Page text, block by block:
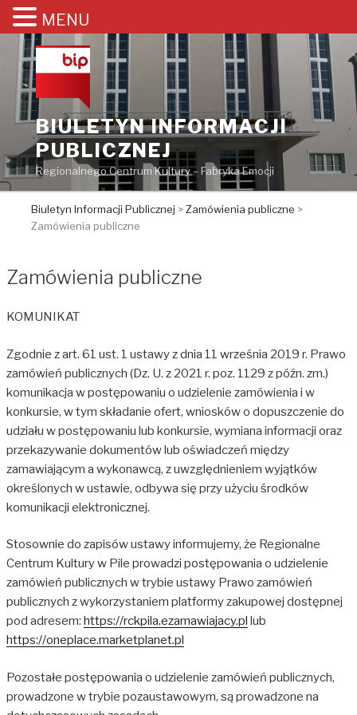
Przejdź
treści
BIULETYN INFORMACJI
PUBLICZNEJ
Regionalnego Centrum Kultury – Fabryka Emocji
Biuletyn Informacji Publicznej >Zamówienia publiczne >
Zamówienia publiczne
Zamówienia publiczne
KOMUNIKAT
Zgodnie z art. 61 ust. 1 ustawy z dnia 11 września 2019 r. Prawo
zamówień publicznych (Dz. U. z 2021 r. poz. 1129 z późn. zm.)
komunikacja w postępowaniu o udzielenie zamówienia i w
konkursie, w tym składanie ofert, wniosków o dopuszczenie do
udziału w postępowaniu lub konkursie, wymiana informacji oraz
przekazywanie dokumentów lub oświadczeń między
zamawiającym a wykonawcą, z uwzględnieniem wyjątków
określonych w ustawie, odbywa się przy użyciu środków
komunikacji elektronicznej.
Stosownie do zapisów ustawy informujemy, że Regionalne
Centrum Kultury w Pile prowadzi postępowania o udzielenie
zamówień publicznych w trybie ustawy Prawo zamówień
publicznych z wykorzystaniem platformy zakupowej dostępnej
pod adresem: https://rckpila.ezamawiajacy.pl lub
https://oneplace.marketplanet.pl
Pozostałe postępowania o udzielenie zamówień publicznych,
prowadzone w trybie pozaustawowym, są prowadzone na
MENU